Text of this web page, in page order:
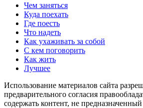
Чем заняться
Куда поехать
Где поесть
Что надеть
Как ухаживать за собой
С кем поговорить
Как жить
Лучшее
Использование материалов сайта
предварительного согласия
содержать контент, не